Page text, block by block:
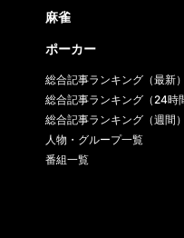
麻雀
ポーカー
総合記事ランキング（最新）
総合記事ランキング（24時
総合記事ランキング（週間）
人物・グループ一覧
番組一覧